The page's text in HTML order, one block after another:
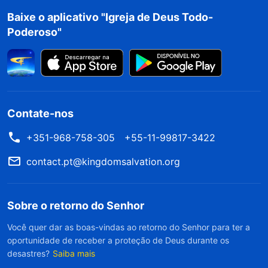
incompreensão e a rejeição dos parentes, ela se
perguntava como iria percorrer o caminho à
frente. Chen Xiao não teve como não se sentir
um pouco fraca e tratou de clamar a Deus em
seu coração: “Deus, por favor, dá-me fé e força
e guia-me pelo caminho à frente”.
Depois, ela se lembrou de uma passagem das
palavras de Deus: “Não há pessoa alguma entre
vocês que seja protegida pela lei — antes,
vocês são sancionados pela lei. Mais
problemático ainda é que as pessoas não
entendem vocês: sejam seus parentes, seus
Baixe o aplicativo "Igreja de Deus Todo-
Poderoso"
Contate-nos
+351-968-758-305
+55-11-99817-3422
contact.pt@kingdomsalvation.org
Sobre o retorno do Senhor
Você quer dar as boas-vindas ao retorno do Senhor para ter a
oportunidade de receber a proteção de Deus durante os
desastres? Saiba mais